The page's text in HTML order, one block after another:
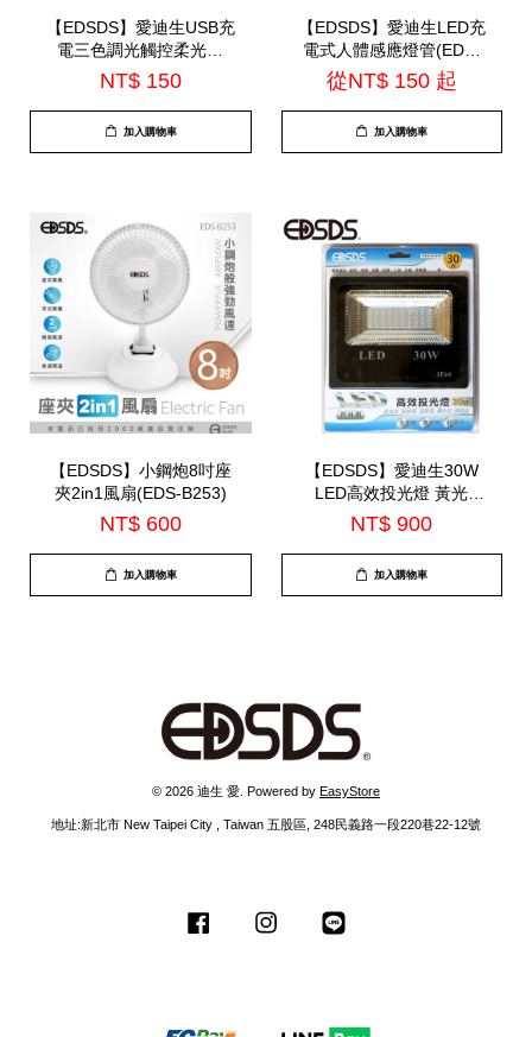
【EDSDS】愛迪生USB充
電三色調光觸控柔光燈
(EDS-L051)
NT$ 150
加入購物車
【EDSDS】愛迪生LED充
電式人體感應燈管(EDS-
G5020 / EDS-G3020 /
EDS-G2020)
從NT$ 150 起
加入購物車
【EDSDS】小鋼炮8吋座
夾2in1風扇(EDS-B253)
NT$ 600
加入購物車
【EDSDS】愛迪生30W
LED高效投光燈 黃光
(EDS-G725Y)
NT$ 900
加入購物車
© 2026 迪生 愛. Powered by EasyStore
地址:新北市 New Taipei City , Taiwan 五股區, 248民義路一段220巷22-12號
Facebook Instagram